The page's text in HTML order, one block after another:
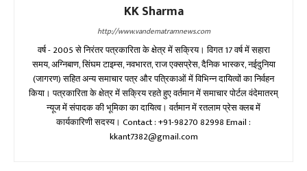
KK Sharma
http://www.vandematramnews.com
वर्ष - 2005 से निरंतर पत्रकारिता के क्षेत्र में सक्रिय। विगत 17 वर्ष में सहारा
समय, अग्निबाण, सिंघम टाइम्स, नवभारत, राज एक्सप्रेस, दैनिक भास्कर, नईदुनिया
(जागरण) सहित अन्य समाचार पत्र और पत्रिकाओं में विभिन्न दायित्वों का निर्वहन
किया। पत्रकारिता के क्षेत्र में सक्रिय रहते हुए वर्तमान में समाचार पोर्टल वंदेमातरम्
न्यूज में संपादक की भूमिका का दायित्व। वर्तमान में रतलाम प्रेस क्लब में
कार्यकारिणी सदस्य। Contact : +91-98270 82998 Email :
kkant7382@gmail.com